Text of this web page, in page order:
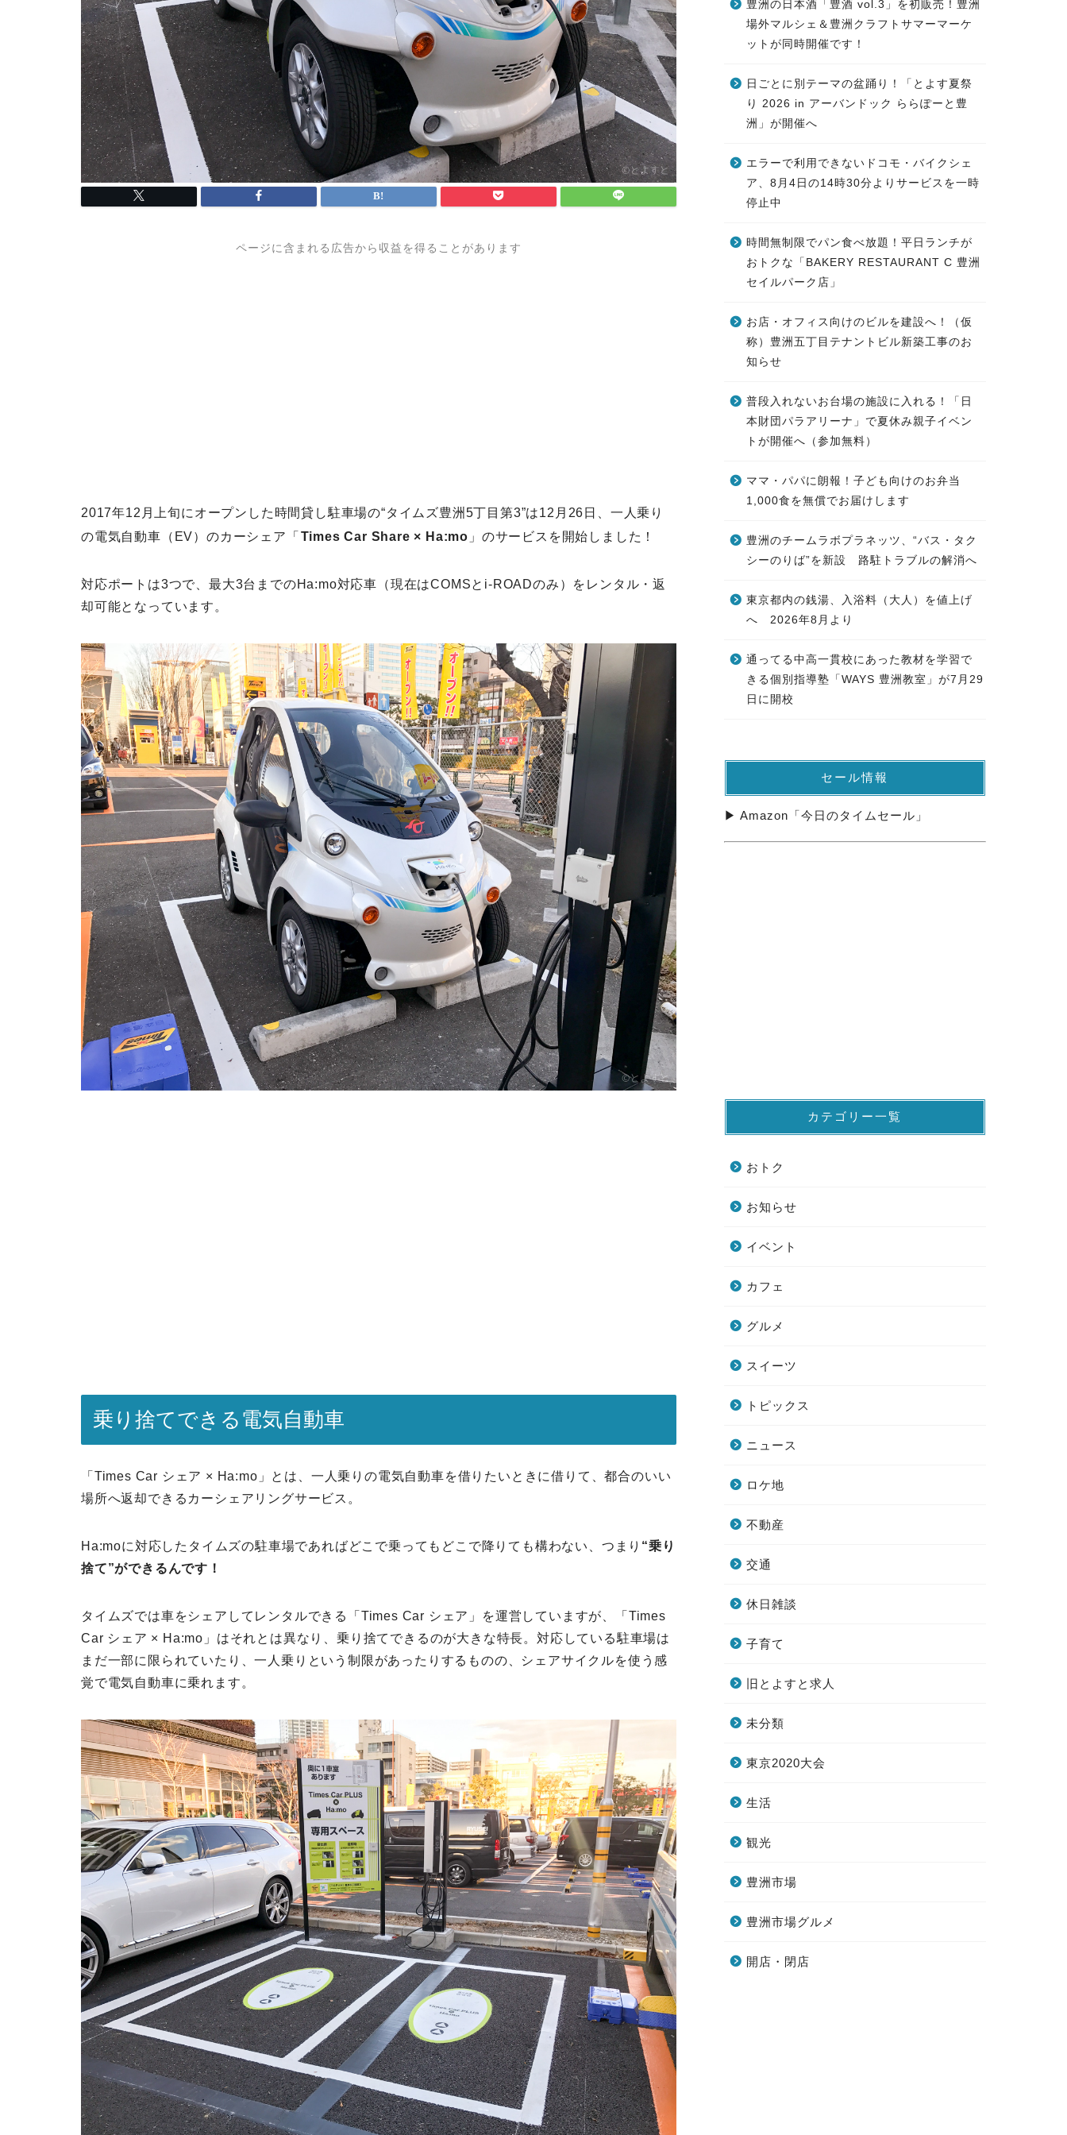
ページに含まれる広告から収益を得ることがあります
2017年12月上旬にオープンした時間貸し駐車場の“タイムズ豊洲5丁目第3”は12月26日、一人乗り
の電気自動車（EV）のカーシェア「 Times Car Share × Ha:mo 」のサービスを開始しました！
対応ポートは3つで、最大3台までのHa:mo対応車（現在はCOMSとi-ROADのみ）をレンタル・返
却可能となっています。
乗り捨てできる電気自動車
「Times Car シェア × Ha:mo」とは、一人乗りの電気自動車を借りたいときに借りて、都合のいい
場所へ返却できるカーシェアリングサービス。
Ha:moに対応したタイムズの駐車場であればどこで乗ってもどこで降りても構わない、つまり “乗り
捨て”ができるんです！
タイムズでは車をシェアしてレンタルできる「Times Car シェア」を運営していますが、「Times
Car シェア × Ha:mo」はそれとは異なり、乗り捨てできるのが大きな特長。対応している駐車場は
まだ一部に限られていたり、一人乗りという制限があったりするものの、シェアサイクルを使う感
覚で電気自動車に乗れます。
豊洲の日本酒「豊酒 vol.3」を初販売！豊洲
場外マルシェ＆豊洲クラフトサマーマーケ
ットが同時開催です！
日ごとに別テーマの盆踊り！「とよす夏祭
り 2026 in アーバンドック ららぽーと豊
洲」が開催へ
エラーで利用できないドコモ・バイクシェ
ア、8月4日の14時30分よりサービスを一時
停止中
時間無制限でパン食べ放題！平日ランチが
おトクな「BAKERY RESTAURANT C 豊洲
セイルパーク店」
お店・オフィス向けのビルを建設へ！（仮
称）豊洲五丁目テナントビル新築工事のお
知らせ
普段入れないお台場の施設に入れる！「日
本財団パラアリーナ」で夏休み親子イベン
トが開催へ（参加無料）
ママ・パパに朗報！子ども向けのお弁当
1,000食を無償でお届けします
豊洲のチームラボプラネッツ、“バス・タク
シーのりば”を新設 路駐トラブルの解消へ
東京都内の銭湯、入浴料（大人）を値上げ
へ 2026年8月より
通ってる中高一貫校にあった教材を学習で
きる個別指導塾「WAYS 豊洲教室」が7月29
日に開校
セール情報
▶ Amazon「今日のタイムセール」
カテゴリー一覧
おトク
お知らせ
イベント
カフェ
グルメ
スイーツ
トピックス
ニュース
ロケ地
不動産
交通
休日雑談
子育て
旧とよすと求人
未分類
東京2020大会
生活
観光
豊洲市場
豊洲市場グルメ
開店・閉店